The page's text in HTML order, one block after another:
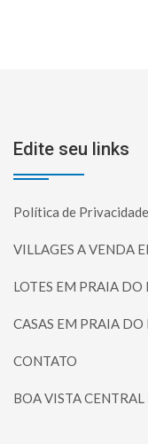
Edite seu links
Política de Privacidade
VILLAGES A VENDA
LOTES EM PRAIA DO
CASAS EM PRAIA DO
CONTATO
BOA VISTA